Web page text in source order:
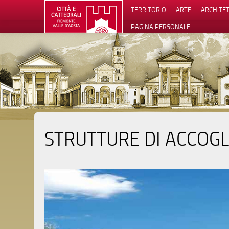
TERRITORIO ARTE
PAGINA PERSONALE
STRUTTURE DI